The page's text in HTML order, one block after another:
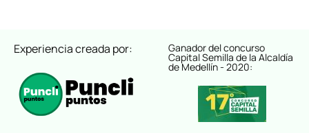
Experiencia creada por: Ganador del concurso
Capital Semilla de la Alcaldía
de Medellín - 2020: